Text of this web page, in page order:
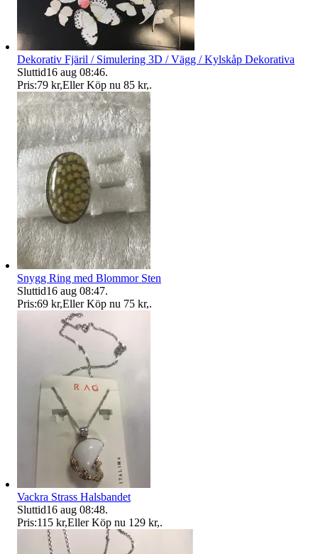
Dekorativ Fjäril / Simulering 3D / Vägg / Kylskåp Dekorativa
Sluttid16 aug 08:46.
Pris:79 kr,Eller Köp nu 85 kr,.
Snygg Ring med Blommor Sten
Sluttid16 aug 08:47.
Pris:69 kr,Eller Köp nu 75 kr,.
Vackra Strass Halsbandet
Sluttid16 aug 08:48.
Pris:115 kr,Eller Köp nu 129 kr,.